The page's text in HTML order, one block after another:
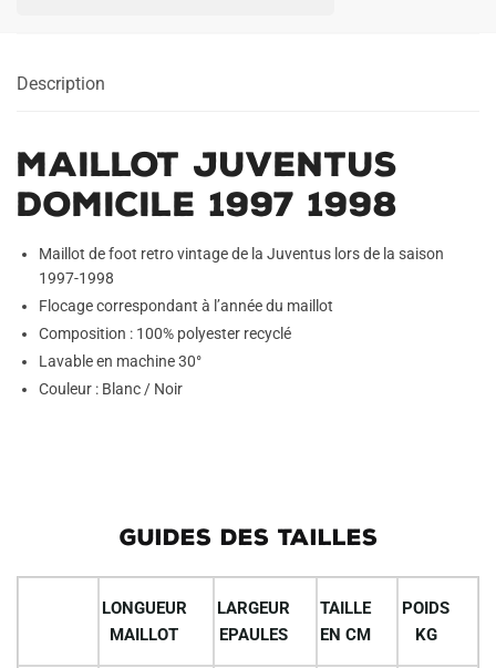
Description
Maillot Juventus
Domicile 1997 1998
Maillot de foot retro vintage de la Juventus lors de la saison
1997-1998
Flocage correspondant à l’année du maillot
Composition : 100% polyester recyclé
Lavable en machine 30°
Couleur : Blanc / Noir
GUIDES DES TAILLES
LONGUEUR
MAILLOT
LARGEUR
EPAULES
TAILLE
EN CM
POIDS
KG